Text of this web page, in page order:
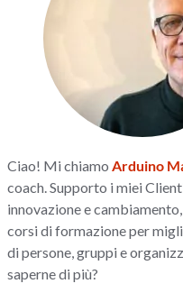
Ciao! Mi chiamoArduino
coach. Supporto i miei
innovazione e
corsi di formazione per
di persone, gruppi e
saperne di più?